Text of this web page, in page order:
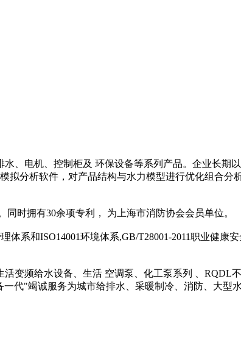
、电机、控制柜及 环保设备等系列产品。企业长期
分析软件，对产品结构与水力模型进行优化组合分
时拥有30余项专利， 为上海市消防协会会员单位。
和ISO14001环境体系,GB/T28001-2011职业健康
频给水设备、生活 空调泵、化工泵系列 、RQDL
代"竭诚服务为城市给排水、采暖制冷、消防、大型